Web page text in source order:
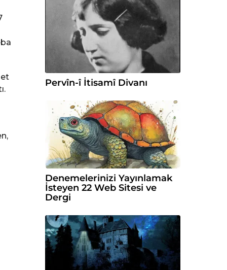
Pervîn-î İtisamî Divanı
Denemelerinizi Yayınlamak
İsteyen 22 Web Sitesi ve
Dergi